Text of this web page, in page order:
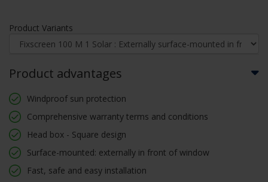
Product Variants
Product advantages
Windproof sun protection
Comprehensive warranty terms and conditions
Head box - Square design
Surface-mounted: externally in front of window
Fast, safe and easy installation